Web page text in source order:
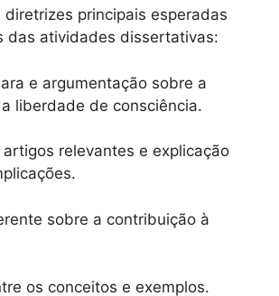
diretrizes principais esperadas
das atividades dissertativas:
e argumentação sobre a
liberdade de consciência.
relevantes e explicação
sobre a contribuição à
os conceitos e exemplos.